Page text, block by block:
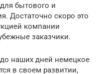
бытового и
Достаточно скоро это
компании
заказчики.
наших дней немецкое
в своем развитии,